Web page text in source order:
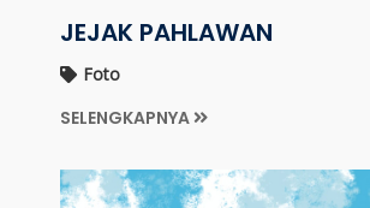
JEJAK PAHLAWAN
Foto
SELENGKAPNYA